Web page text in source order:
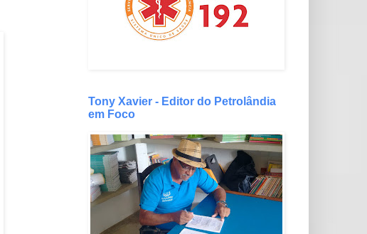
Tony Xavier - Editor do Petrolândia
em Foco